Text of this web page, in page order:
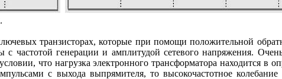
транзисторах, которые при помощи положительной
с частотой генерации и амплитудой сетевого напряжения.
что нагрузка электронного трансформатора находится
с выхода выпрямителя, то высокочастотное